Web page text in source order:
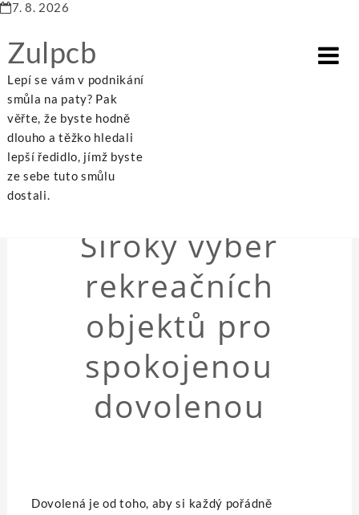
7. 8. 2026
Zulpcb
Lepí se vám v podnikání
smůla na paty? Pak
věřte, že byste hodně
dlouho a těžko hledali
lepší ředidlo, jímž byste
ze sebe tuto smůlu
dostali.
Home Široký výběr rekreačních objektů pro spokojenou dovolenou
Široký výběr
rekreačních
objektů pro
spokojenou
dovolenou
Dovolená je od toho, aby si každý pořádně